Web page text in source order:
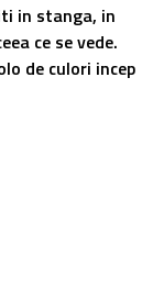
in stanga, in
ce se vede.
de culori incep